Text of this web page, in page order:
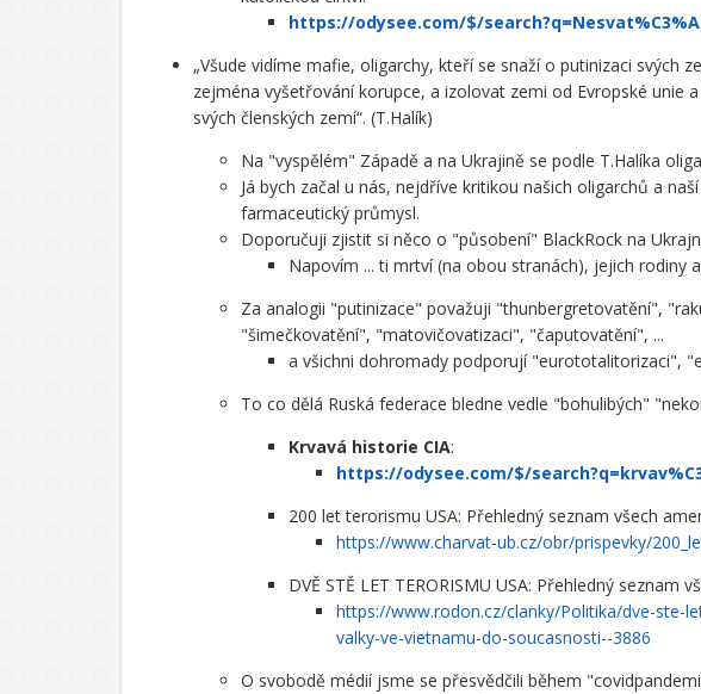
https://odysee.com/$/
„Všude vidíme mafie, oligarchy, kteří se snaží o putinizaci svých
zejména vyšetřování korupce, a izolovat zemi od Evropské unie
svých členských zemí“. (T.Halík)
Na "vyspělém" Západě a na Ukrajině se podle T.Halíka
Já bych začal u nás, nejdříve kritikou našich oligarchů a
farmaceutický průmysl.
Doporučuji zjistit si něco o "působení" BlackRock na
Napovím ... ti mrtví (na obou stranách), jejich rodiny
Za analogii "putinizace" považuji "thunbergretovatění",
"šimečkovatění", "matovičovatizaci", "čaputovatění", ...
a všichni dohromady podporují "eurototalitorizaci",
To co dělá Ruská federace bledne vedle "bohulibých"
Krvavá historie CIA:
https://odysee.com/$/
200 let terorismu USA: Přehledný seznam všech
https://www.charvat-ub.cz/obr/prispevky/
DVĚ STĚ LET TERORISMU USA: Přehledný
https://www.rodon.cz/clanky/Politika/dve-ste-
valky-ve-vietnamu-do-soucasnosti--3886
O svobodě médií jsme se přesvědčili během